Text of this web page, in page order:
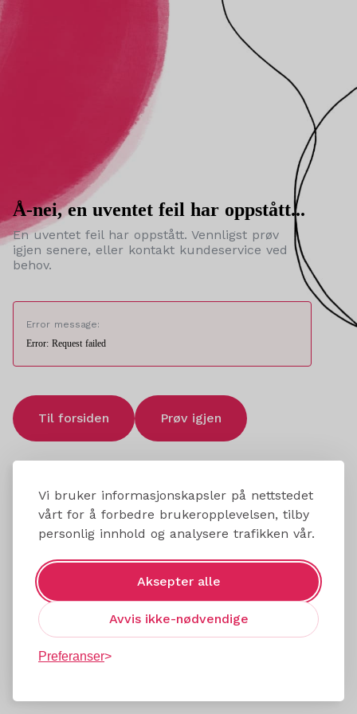
Vi bruker informasjonskapsler på nettstedet
vårt for å forbedre brukeropplevelsen, tilby
personlig innhold og analysere trafikken vår.
Aksepter alle
Avvis ikke-nødvendige
Preferanser
Å-nei, en uventet feil har oppstått...
En uventet feil har oppstått. Vennligst prøv
igjen senere, eller kontakt kundeservice ved
behov.
Error message:
Error: Request failed
Til forsiden Prøv igjen